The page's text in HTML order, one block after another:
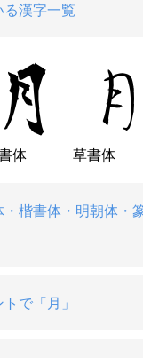
る漢字一覧
体 草書体
・楷書体・明朝体・
で「月」